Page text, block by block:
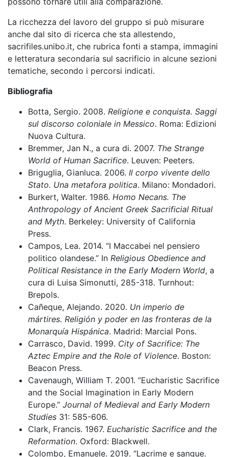
La ricchezza del lavoro del gruppo si può misurare
anche dal sito di ricerca che sta allestendo,
sacrifiles.unibo.it, che rubrica fonti a stampa, immagini
e letteratura secondaria sul sacrificio in alcune sezioni
tematiche, secondo i percorsi indicati.
Bibliografia
Botta, Sergio. 2008. Religione e conquista. Saggi
sul discorso coloniale in Messico. Roma: Edizioni
Nuova Cultura.
Bremmer, Jan N., a cura di. 2007. The Strange
World of Human Sacrifice. Leuven: Peeters.
Briguglia, Gianluca. 2006. Il corpo vivente dello
Stato. Una metafora politica. Milano: Mondadori.
Burkert, Walter. 1986. Homo Necans. The
Anthropology of Ancient Greek Sacrificial Ritual
and Myth. Berkeley: University of California
Press.
Campos, Lea. 2014. “I Maccabei nel pensiero
politico olandese.” In Religious Obedience and
Political Resistance in the Early Modern World, a
cura di Luisa Simonutti, 285-318. Turnhout:
Brepols.
Cañeque, Alejando. 2020. Un imperio de
mártires. Religión y poder en las fronteras de la
Monarquía Hispánica. Madrid: Marcial Pons.
Carrasco, David. 1999. City of Sacrifice: The
Aztec Empire and the Role of Violence. Boston:
Beacon Press.
Cavenaugh, William T. 2001. “Eucharistic Sacrifice
and the Social Imagination in Early Modern
Europe.” Journal of Medieval and Early Modern
Studies 31: 585-606.
Clark, Francis. 1967. Eucharistic Sacrifice and the
Reformation. Oxford: Blackwell.
Colombo, Emanuele. 2019. “Lacrime e sangue.